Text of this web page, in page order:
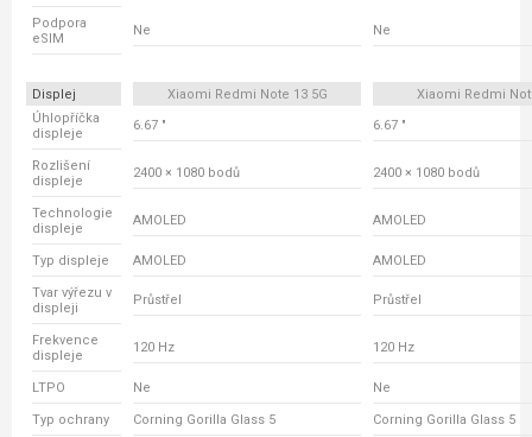
Podpora
eSIM
Ne Ne
Displej Xiaomi Redmi Note 13 5G
Xiaomi Redmi
Úhlopříčka
displeje
6.67 " 6.67 "
Rozlišení
displeje
2400 × 1080 bodů 2400 × 1080 bodů
Technologie
displeje
AMOLED AMOLED
Typ displeje AMOLED AMOLED
Tvar výřezu v
displeji
Průstřel Průstřel
Frekvence
displeje
120 Hz 120 Hz
LTPO Ne Ne
Typ ochrany Corning Gorilla Glass 5 Corning Gorilla Glass 5